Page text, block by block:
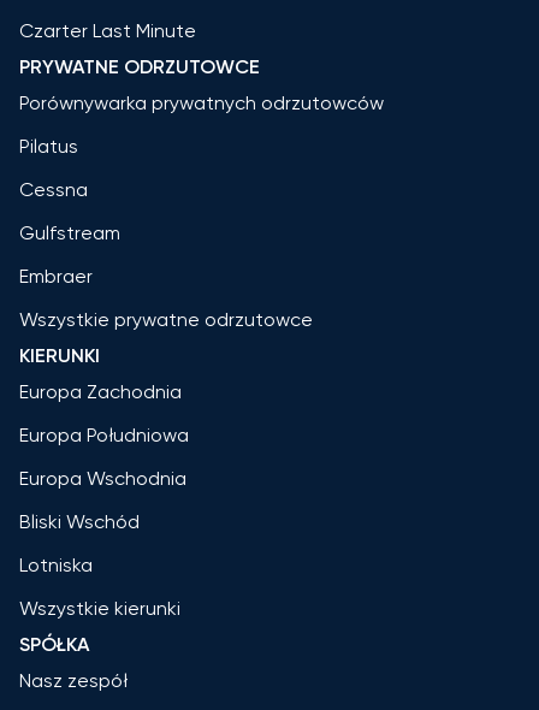
Czarter Last Minute
PRYWATNE ODRZUTOWCE
Porównywarka prywatnych odrzutowców
Pilatus
Cessna
Gulfstream
Embraer
Wszystkie prywatne odrzutowce
KIERUNKI
Europa Zachodnia
Europa Południowa
Europa Wschodnia
Bliski Wschód
Lotniska
Wszystkie kierunki
SPÓŁKA
Nasz zespół